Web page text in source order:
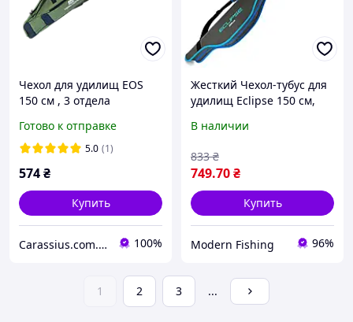
Чехол для удилищ EOS
150 см , 3 отдела
Готово к отправке
5.0 (1)
574₴
Купить
Carassius.com.ua - все для рыбалки 100%
Жесткий Чехол-тубус для
удилищ Eclipse 150 см,
под катушку, серый.
В наличии
749.70₴
833 ₴
Купить
Modern Fishing 96%
1 2 3 ...